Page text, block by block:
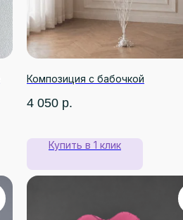
Композиция с бабочкой
4 050 р.
Купить в 1 клик